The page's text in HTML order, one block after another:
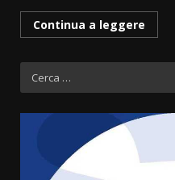
Continua a leggere
Ricerca
per: